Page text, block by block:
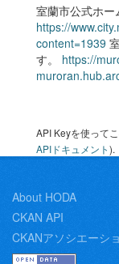
室蘭市公式ホ
https://
content=1939
す。 https://
API Keyを使って
APIドキュメント).
About HODA
CKAN API
CKANアソシエーシ